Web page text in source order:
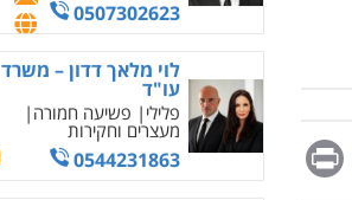
Message
Print
0507302623
לוי מלאך דדון – משרד
עו"ד
פלילי פשיעה חמורה
מעצרים וחקירות
0544231863
מחיקת כתבות מגוגל
ודחיקת אזכורים שליליים
דין
0522508109
אחסון אתרים